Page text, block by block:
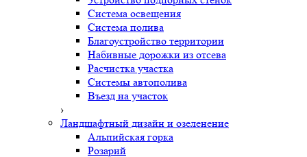
Система освещения
Система полива
Благоустройство территории
Набивные дорожки из отсева
Расчистка участка
Системы автополива
Въезд на участок
›
Ландшафтный дизайн и озеленение
Альпийская горка
Розарий